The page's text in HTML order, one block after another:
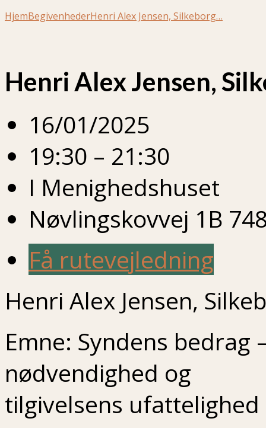
HjemBegivenhederHenri Alex Jensen, Silkeborg…
Henri Alex Jensen,
16/01/2025
19:30 – 21:30
I Menighedshuset
Nøvlingskovvej 1B
Få rutevejledning
Henri Alex Jensen,
Emne: Syndens bedrag
nødvendighed og
tilgivelsens ufattelighed